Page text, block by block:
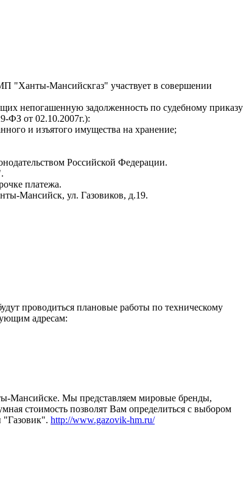
"Ханты-Мансийскгаз" участвует в совершении
непогашенную задолженность по судебному приказу
ФЗ от 02.10.2007г.):
и изъятого имущества на хранение;
Российской Федерации.
платежа.
Мансийск, ул. Газовиков, д.19.
проводиться плановые работы по техническому
адресам:
Мансийске. Мы представляем мировые бренды,
стоимость позволят Вам определиться с выбором
"Газовик". http://www.gazovik-hm.ru/